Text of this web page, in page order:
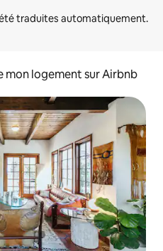
mon logement sur Airbnb